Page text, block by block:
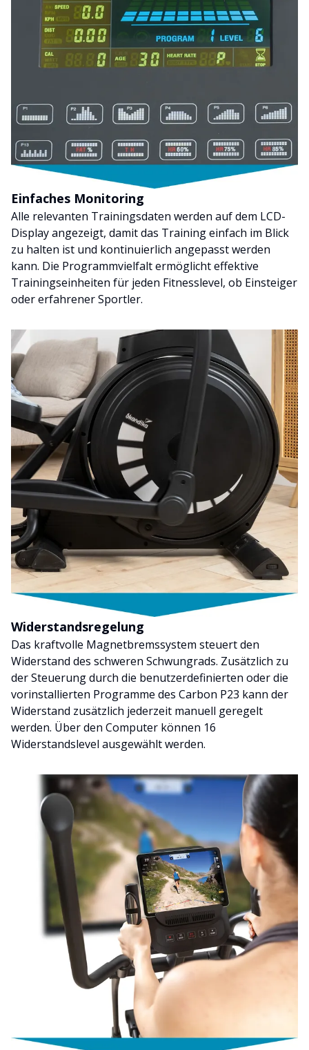
Einfaches Monitoring
Alle relevanten Trainingsdaten werden auf dem LCD-
Display angezeigt, damit das Training einfach im Blick
zu halten ist und kontinuierlich angepasst werden
kann. Die Programmvielfalt ermöglicht effektive
Trainingseinheiten für jeden Fitnesslevel, ob Einsteiger
oder erfahrener Sportler.
Widerstandsregelung
Das kraftvolle Magnetbremssystem steuert den
Widerstand des schweren Schwungrads. Zusätzlich zu
der Steuerung durch die benutzerdefinierten oder die
vorinstallierten Programme des Carbon P23 kann der
Widerstand zusätzlich jederzeit manuell geregelt
werden. Über den Computer können 16
Widerstandslevel ausgewählt werden.